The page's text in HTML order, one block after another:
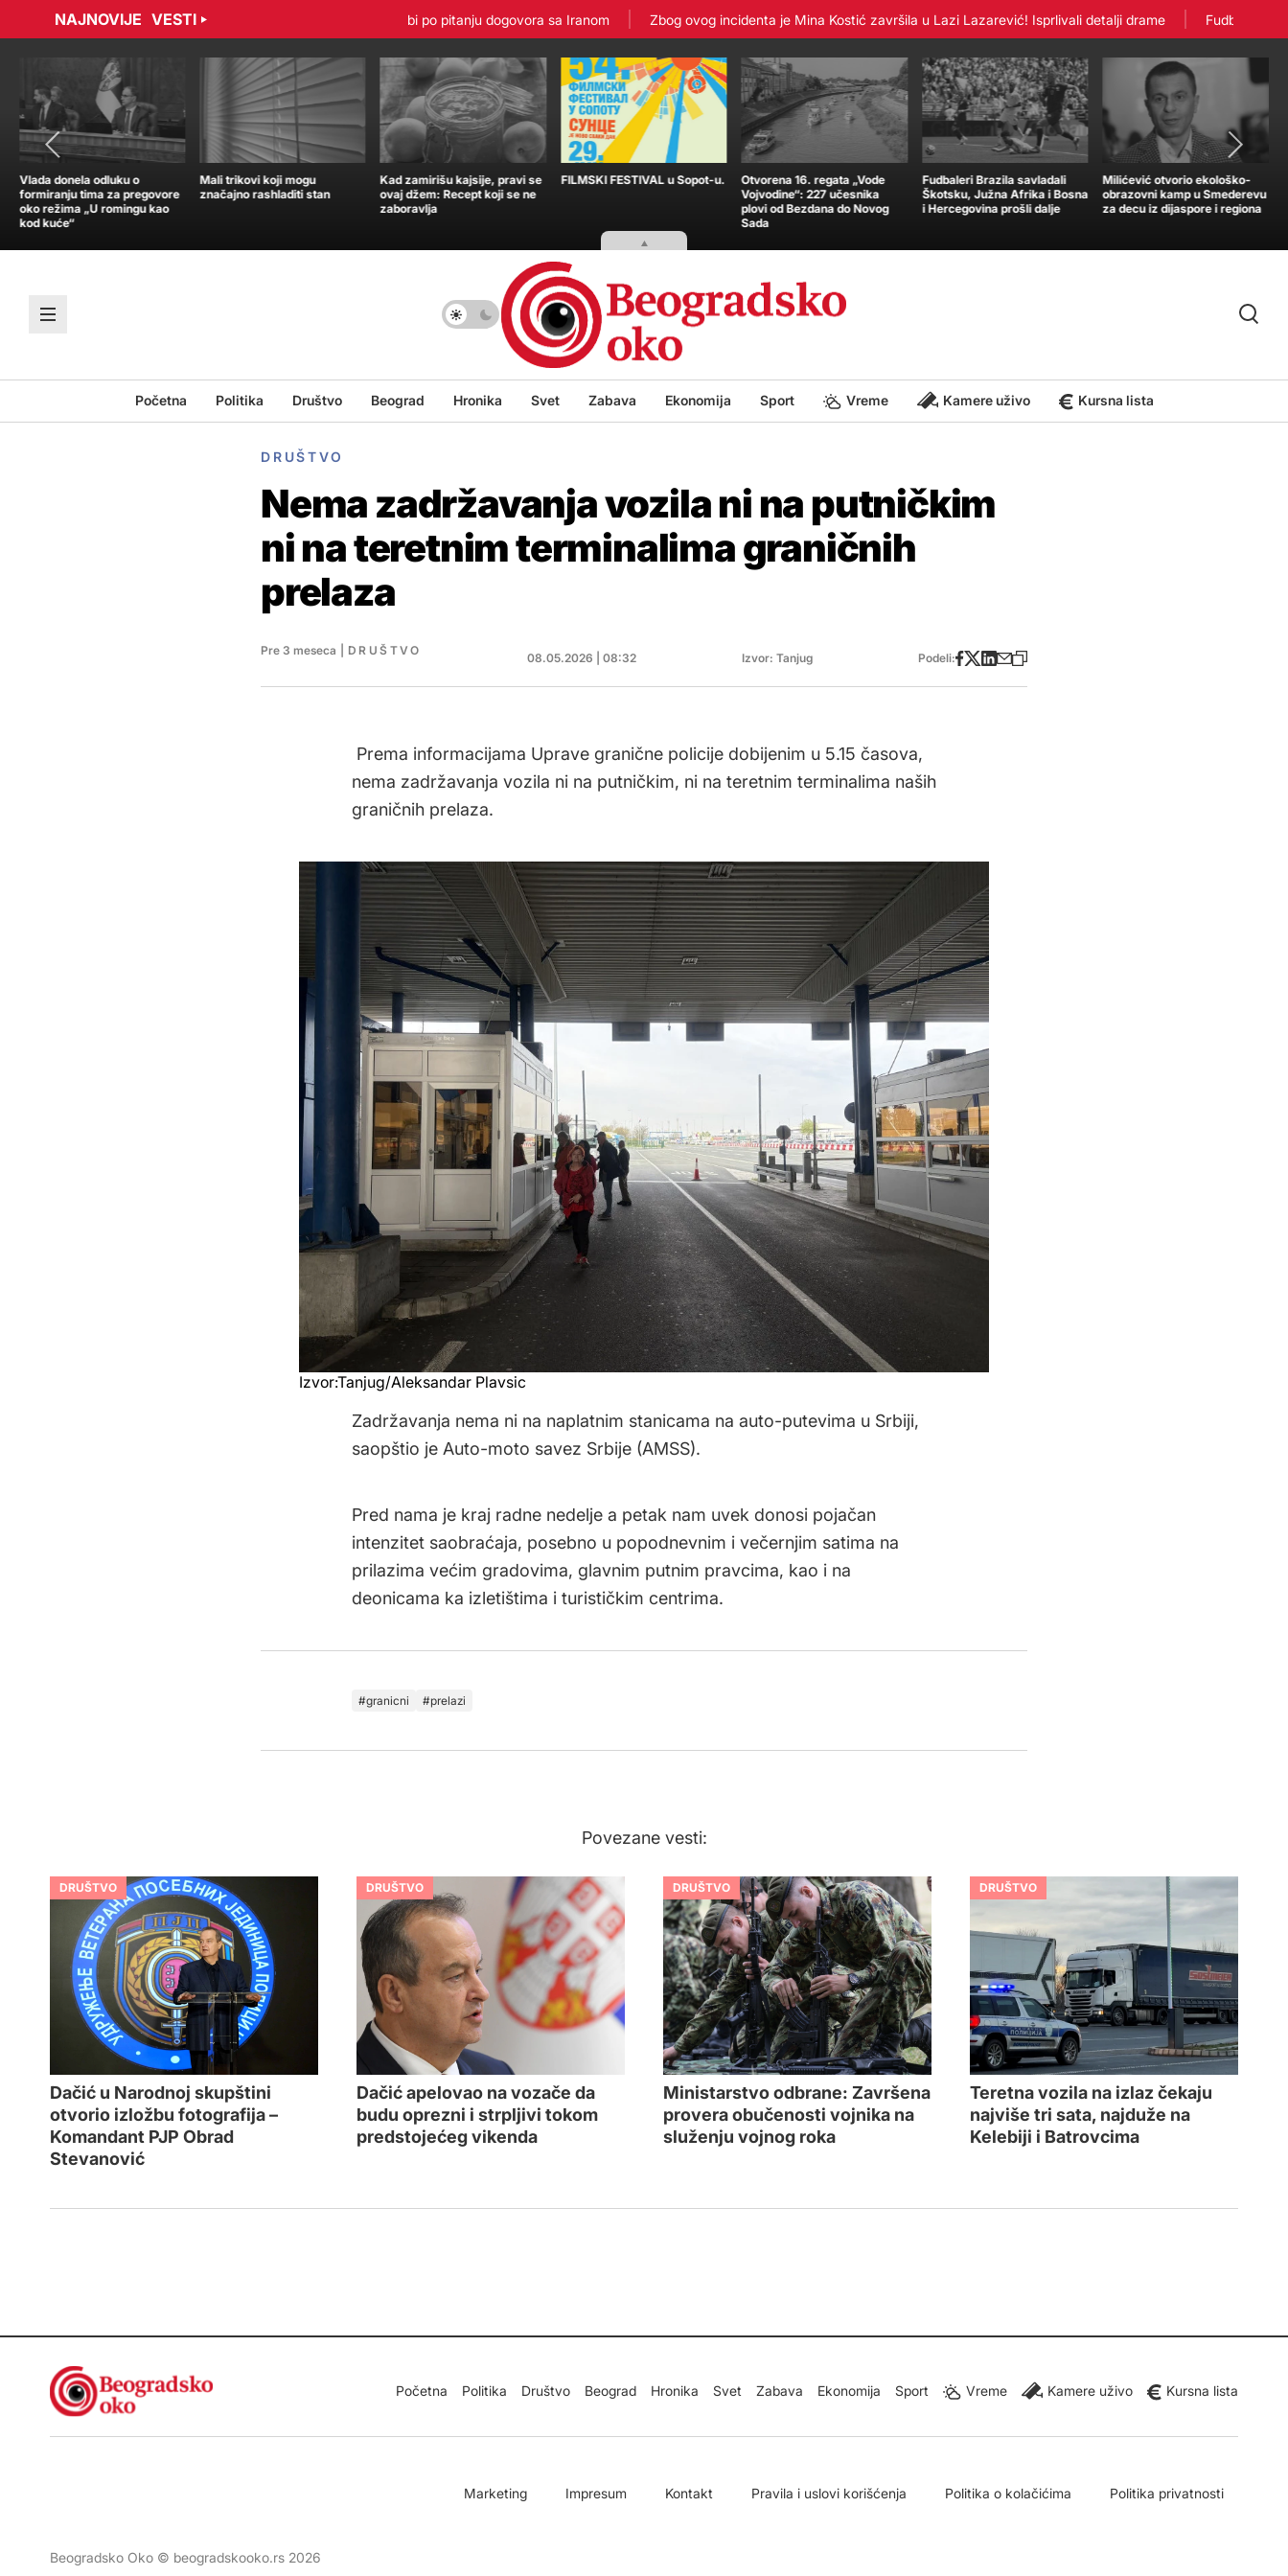
NAJNOVIJE VESTI
sporazumno raskinuli ugovor Tramp: Nisam u žurbi po pitanju dogovora sa Iranom Zbog ovog incidenta je Mina Kostić završila u Lazi Lazarević! Isprlivali detalji drame Fudbaleri
Vlada donela odluku o
formiranju tima za pregovore
oko režima „U romingu kao
kod kuće“
Mali trikovi koji mogu
značajno rashladiti stan
Kad zamirišu kajsije, pravi se
ovaj džem: Recept koji se ne
zaboravlja
FILMSKI FESTIVAL u Sopot-u.
Otvorena 16. regata „Vode
Vojvodine“: 227 učesnika
plovi od Bezdana do Novog
Sada
Fudbaleri Brazila savladali
Škotsku, Južna Afrika i Bosna
i Hercegovina prošli dalje
Milićević otvorio ekološko-
obrazovni kamp u Smederevu
za decu iz dijaspore i regiona
Početna Politika Društvo Beograd Hronika Svet Zabava Ekonomija Sport Vreme Kamere uživo Kursna lista
DRUŠTVO
Nema zadržavanja vozila ni na putničkim
ni na teretnim terminalima graničnih
prelaza
Pre 3 meseca DRUŠTVO 08.05.2026 | 08:32 Izvor: Tanjug Podeli:
Prema informacijama Uprave granične policije dobijenim u 5.15 časova,
nema zadržavanja vozila ni na putničkim, ni na teretnim terminalima naših
graničnih prelaza.
Izvor:Tanjug/Aleksandar Plavsic
Zadržavanja nema ni na naplatnim stanicama na auto-putevima u Srbiji,
saopštio je Auto-moto savez Srbije (AMSS).
Pred nama je kraj radne nedelje a petak nam uvek donosi pojačan
intenzitet saobraćaja, posebno u popodnevnim i večernjim satima na
prilazima većim gradovima, glavnim putnim pravcima, kao i na
deonicama ka izletištima i turističkim centrima.
granicni prelazi
Povezane vesti:
DRUŠTVO
Dačić u Narodnoj skupštini
otvorio izložbu fotografija –
Komandant PJP Obrad
Stevanović
DRUŠTVO
Dačić apelovao na vozače da
budu oprezni i strpljivi tokom
predstojećeg vikenda
DRUŠTVO
Ministarstvo odbrane: Završena
provera obučenosti vojnika na
služenju vojnog roka
DRUŠTVO
Teretna vozila na izlaz čekaju
najviše tri sata, najduže na
Kelebiji i Batrovcima
Početna Politika Društvo Beograd Hronika Svet Zabava Ekonomija Sport Vreme Kamere uživo Kursna lista
Marketing Impresum Kontakt Pravila i uslovi korišćenja Politika o kolačićima Politika privatnosti
Beogradsko Oko © beogradskooko.rs 2026